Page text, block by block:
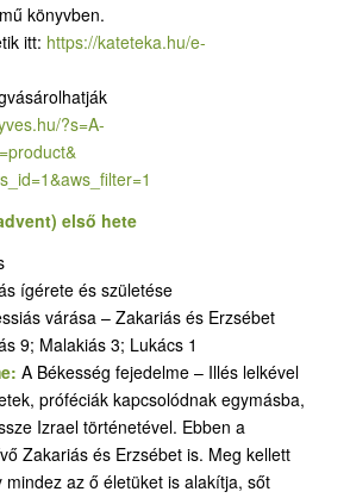
könyvben.
itt: https://kateteka.hu/e-
?s=A-
filter=1
első hete
ígérete és születése
várása – Zakariás és Erzsébet
9; Malakiás 3; Lukács 1
A Békesség fejedelme – Illés lelkével
próféciák kapcsolódnak egymásba,
Izrael történetével. Ebben a
Zakariás és Erzsébet is. Meg kellett
az ő életüket is alakítja, sőt